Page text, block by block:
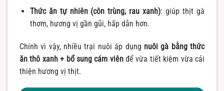
Thức ăn tự nhiên (côn trùng, rau xanh): giúp thịt gà
thơm, hương vị gần gũi, hấp dẫn hơn.
Chính vì vậy, nhiều trại nuôi áp dụng nuôi gà bằng thức
ăn thô xanh + bổ sung cám viênđể vừa tiết kiệm vừa cải
thiện hương vị thịt.